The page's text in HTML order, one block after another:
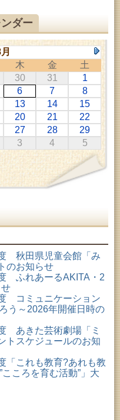
月17日 (秋田市)
レッジD講座「防災講
～」
月05日 (秋田市)
レッジB講座「熟議フ
つくろう！～」
月23日 (仙北市)
～
月30日 (秋田市)
した。展」
月23日 (秋田市)
夏休みは図書館へ行こ
たい！学びたい！をお
）
月06日 (美郷町)
見 森に生きるツキノワ
資料展示」
月30日 (秋田市)
月23日 (秋田市)
クイズラリー」
月23日 (秋田市)
六歌仙絵とゆかりの名
月23日 (大館市)
展
月16日 (秋田市)
月23日 (秋田市)
を想う～武と雅～
月23日 (秋田市)
夏休みは図書館へ行こ
たい！学びたい！をお
月25日 (秋田市)
ダー
木 金
土
30 31
1
6 7
8
13 14
15
20 21
22
27 28
29
3 4 5
秋田県児童会館「み
のお知らせ
ふれあーるAKITA・2
コミュニケーション
う～2026年開催日時の
あきた芸術劇場「ミ
トスケジュールのお知
「これも教育?あれも教
ころを育む活動”」大
お知らせ